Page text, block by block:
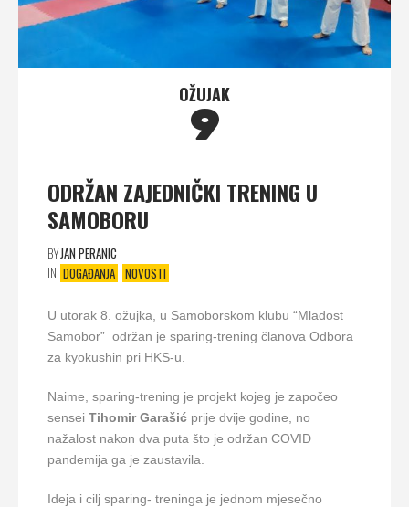
OŽUJAK
9
ODRŽAN ZAJEDNIČKI TRENING U
SAMOBORU
BYJAN PERANIC
IN DOGAĐANJA NOVOSTI
U utorak 8. ožujka, u Samoborskom klubu “Mladost
Samobor” održan je sparing-trening članova Odbora
za kyokushin pri HKS-u.
Naime, sparing-trening je projekt kojeg je započeo
sensei Tihomir Garašić prije dvije godine, no
nažalost nakon dva puta što je održan COVID
pandemija ga je zaustavila.
Ideja i cilj sparing- treninga je jednom mjesečno